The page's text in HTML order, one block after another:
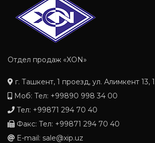
Отдел продаж «XON»
г. Ташкент, 1 проезд, ул. Алимкент 13,
Моб: Тел: +99890 998 34 00
Тел: +99871 294 70 40
Факс: Тел: +99871 294 70 40
E-mail: sale@xip.uz